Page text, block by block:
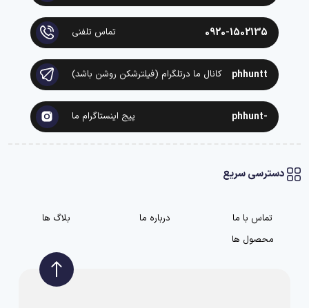
0920-1502135 تماس تلفنی
phhuntt کانال ما درتلگرام (فیلترشکن روشن باشد)
-phhunt پیج اینستاگرام ما
دسترسی سریع
تماس با ما درباره ما
بلاگ ها
محصول ها